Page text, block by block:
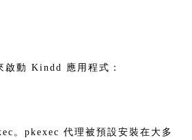
啟動 Kindd 應用程式：
。pkexec 代理被預設安裝在大多